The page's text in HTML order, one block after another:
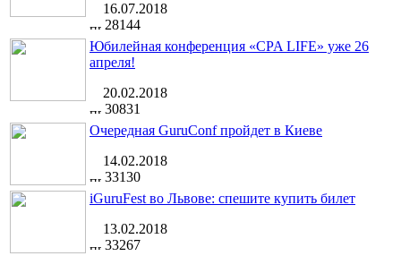
16.07.2018
28144
Юбилейная конференция «CPA LIFE» уже 26
апреля!
20.02.2018
30831
Очередная GuruConf пройдет в Киеве
14.02.2018
33130
iGuruFest во Львове: спешите купить билет
13.02.2018
33267